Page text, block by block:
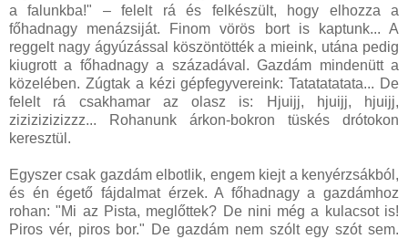
a falunkba!" – felelt rá és felkészült, hogy elhozza a
főhadnagy menázsiját. Finom vörös bort is kaptunk... A
reggelt nagy ágyúzással köszöntötték a mieink, utána pedig
kiugrott a főhadnagy a századával. Gazdám mindenütt a
közelében. Zúgtak a kézi gépfegyvereink: Tatatatatata... De
felelt rá csakhamar az olasz is: Hjuijj, hjuijj, hjuijj,
zizizizizizzz... Rohanunk árkon-bokron tüskés drótokon
keresztül.
Egyszer csak gazdám elbotlik, engem kiejt a kenyérzsákból,
és én égető fájdalmat érzek. A főhadnagy a gazdámhoz
rohan: "Mi az Pista, meglőttek? De nini még a kulacsot is!
Piros vér, piros bor." De gazdám nem szólt egy szót sem.